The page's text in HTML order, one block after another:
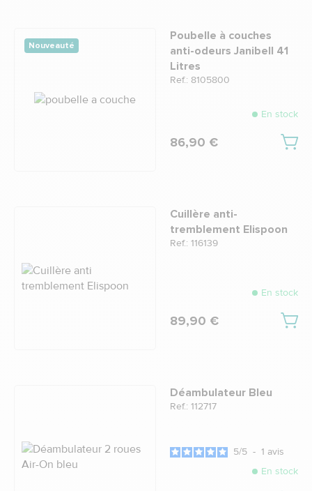
Nouveauté
Poubelle à couches
anti-odeurs Janibell 41
Litres
Ref.: 8105800
En stock
86,90 €
Cuillère anti-
tremblement Elispoon
Ref.: 116139
En stock
89,90 €
Déambulateur Bleu
Ref.: 112717
5/5 - 1 avis
En stock